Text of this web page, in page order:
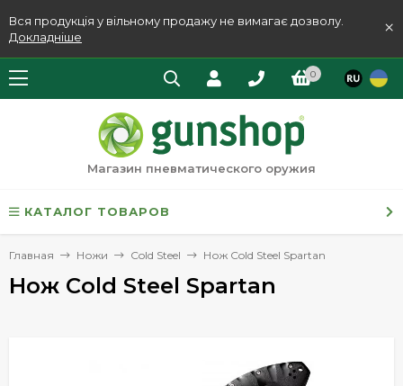
Вся продукція у вільному продажу не вимагає дозволу.
Докладніше
×
0
Магазин пневматического оружия
КАТАЛОГ ТОВАРОВ
Главная Ножи Cold Steel Нож Cold Steel Spartan
Нож Cold Steel Spartan